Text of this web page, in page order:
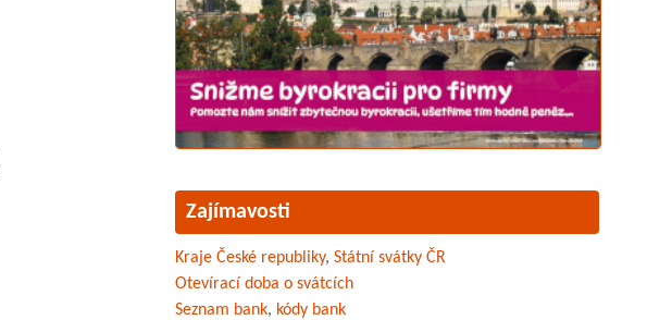
Zajímavosti
Kraje České republiky, Státní svátky ČR
Otevírací doba o svátcích
Seznam bank, kódy bank